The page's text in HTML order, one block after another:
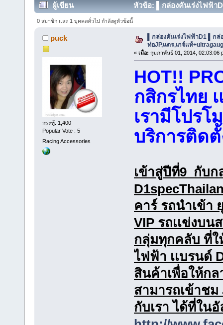
ผู้เขียน
หัวข้อ: ▌กล่องคันเร่งไฟฟ้า
372624 ครั้ง)
0 สมาชิก และ 1 บุคคลทั่วไป กำลังดูหัวข้อนี้
puck
กระทู้: 1,400
Popular Vote : 5
Racing Accessories
▌กล่องคันเร่งไฟฟ้าD1 ▌ก
ท่อJP,เเตร,เกจ์เเท้
« เมื่อ: กุมภาพันธ์ 01, 2014, 02:03:06
HOT!!
กสิกรไทย
เรามีโปร
บริการติด
เข้าสู่ปีที่9 กับก
คาร์ รถนำเข้า
VIP รถเเข่งบ
กลุ่มทุกคลับ ที่ใ
ไฟฟ้า เเบรนด์
สินค้าเพื่อให้ก
สามารถเข้าช
กับเรา ได้ที่ใน